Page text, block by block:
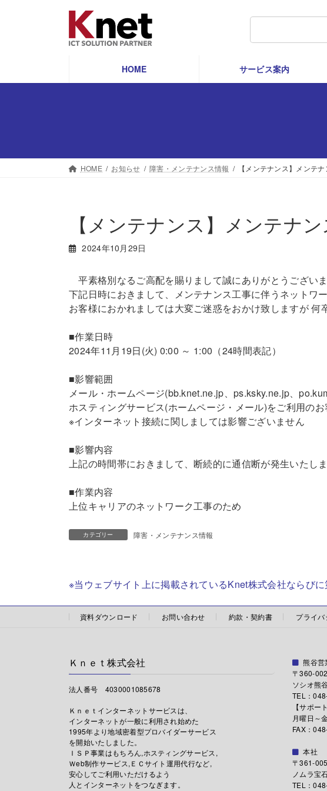
へ
ョ
HOME サービス案内
HOME お知らせ 障害・メンテナンス情報 【メンテナンス】メンテ
【メンテナンス】メンテナ
2024年10月29日
平素格別なるご高配を賜りまして誠にありがとうございま
下記日時におきまして、メンテナンス工事に伴うネットワ
お客様におかれましては大変ご迷惑をおかけ致しますが 何
■作業日時
2024年11月19日(火) 0:00 ～ 1:00（24時間表記）
■影響範囲
メール・ホームページ(bb.knet.ne.jp、ps.ksky.ne.jp、
ホスティングサービス(ホームページ・メール)をご利用のお
※インターネット接続に関しましては影響ございません
■影響内容
上記の時間帯におきまして、断続的に通信断が発生いたし
■作業内容
上位キャリアのネットワーク工事のため
カテゴリー 障害・メンテナンス情報
※当ウェブサイト上に掲載されているKnet株式会社ならび
資料ダウンロード お問い合わせ 約款・契約書 プライ
Ｋｎｅｔ株式会社
法人番号 4030001085678
Ｋｎｅｔインターネットサービスは、
インターネットが一般に利用され始めた
1995年より地域密着型プロバイダーサービス
を開始いたしました。
ＩＳＰ事業はもちろん,ホスティングサービス,
Ｗeb制作サービス,ＥＣサイト運用代行など,
安心してご利用いただけるよう
人とインターネットをつなぎます。
熊谷営
〒360-
ソシオ熊
TEL：
【サポー
月曜日～
FAX：
本社
〒361-
ノムラ宝
TEL：